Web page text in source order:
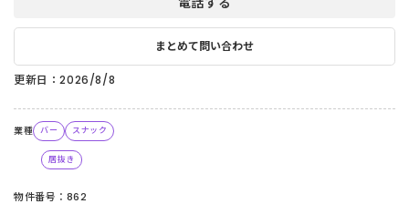
まとめて問い合わせ
更新日：2026/8/8
業種 バー スナック
居抜き
物件番号：862